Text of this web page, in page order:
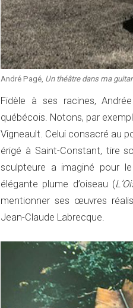
André Pagé, Un théâtre dans ma
Fidèle à ses racines,
québécois. Notons, par
Vigneault. Celui consacré au
érigé à Saint-Constant, tire
sculpteure a imaginé pour
élégante plume d’oiseau (
mentionner ses œuvres
Jean-Claude Labrecque.